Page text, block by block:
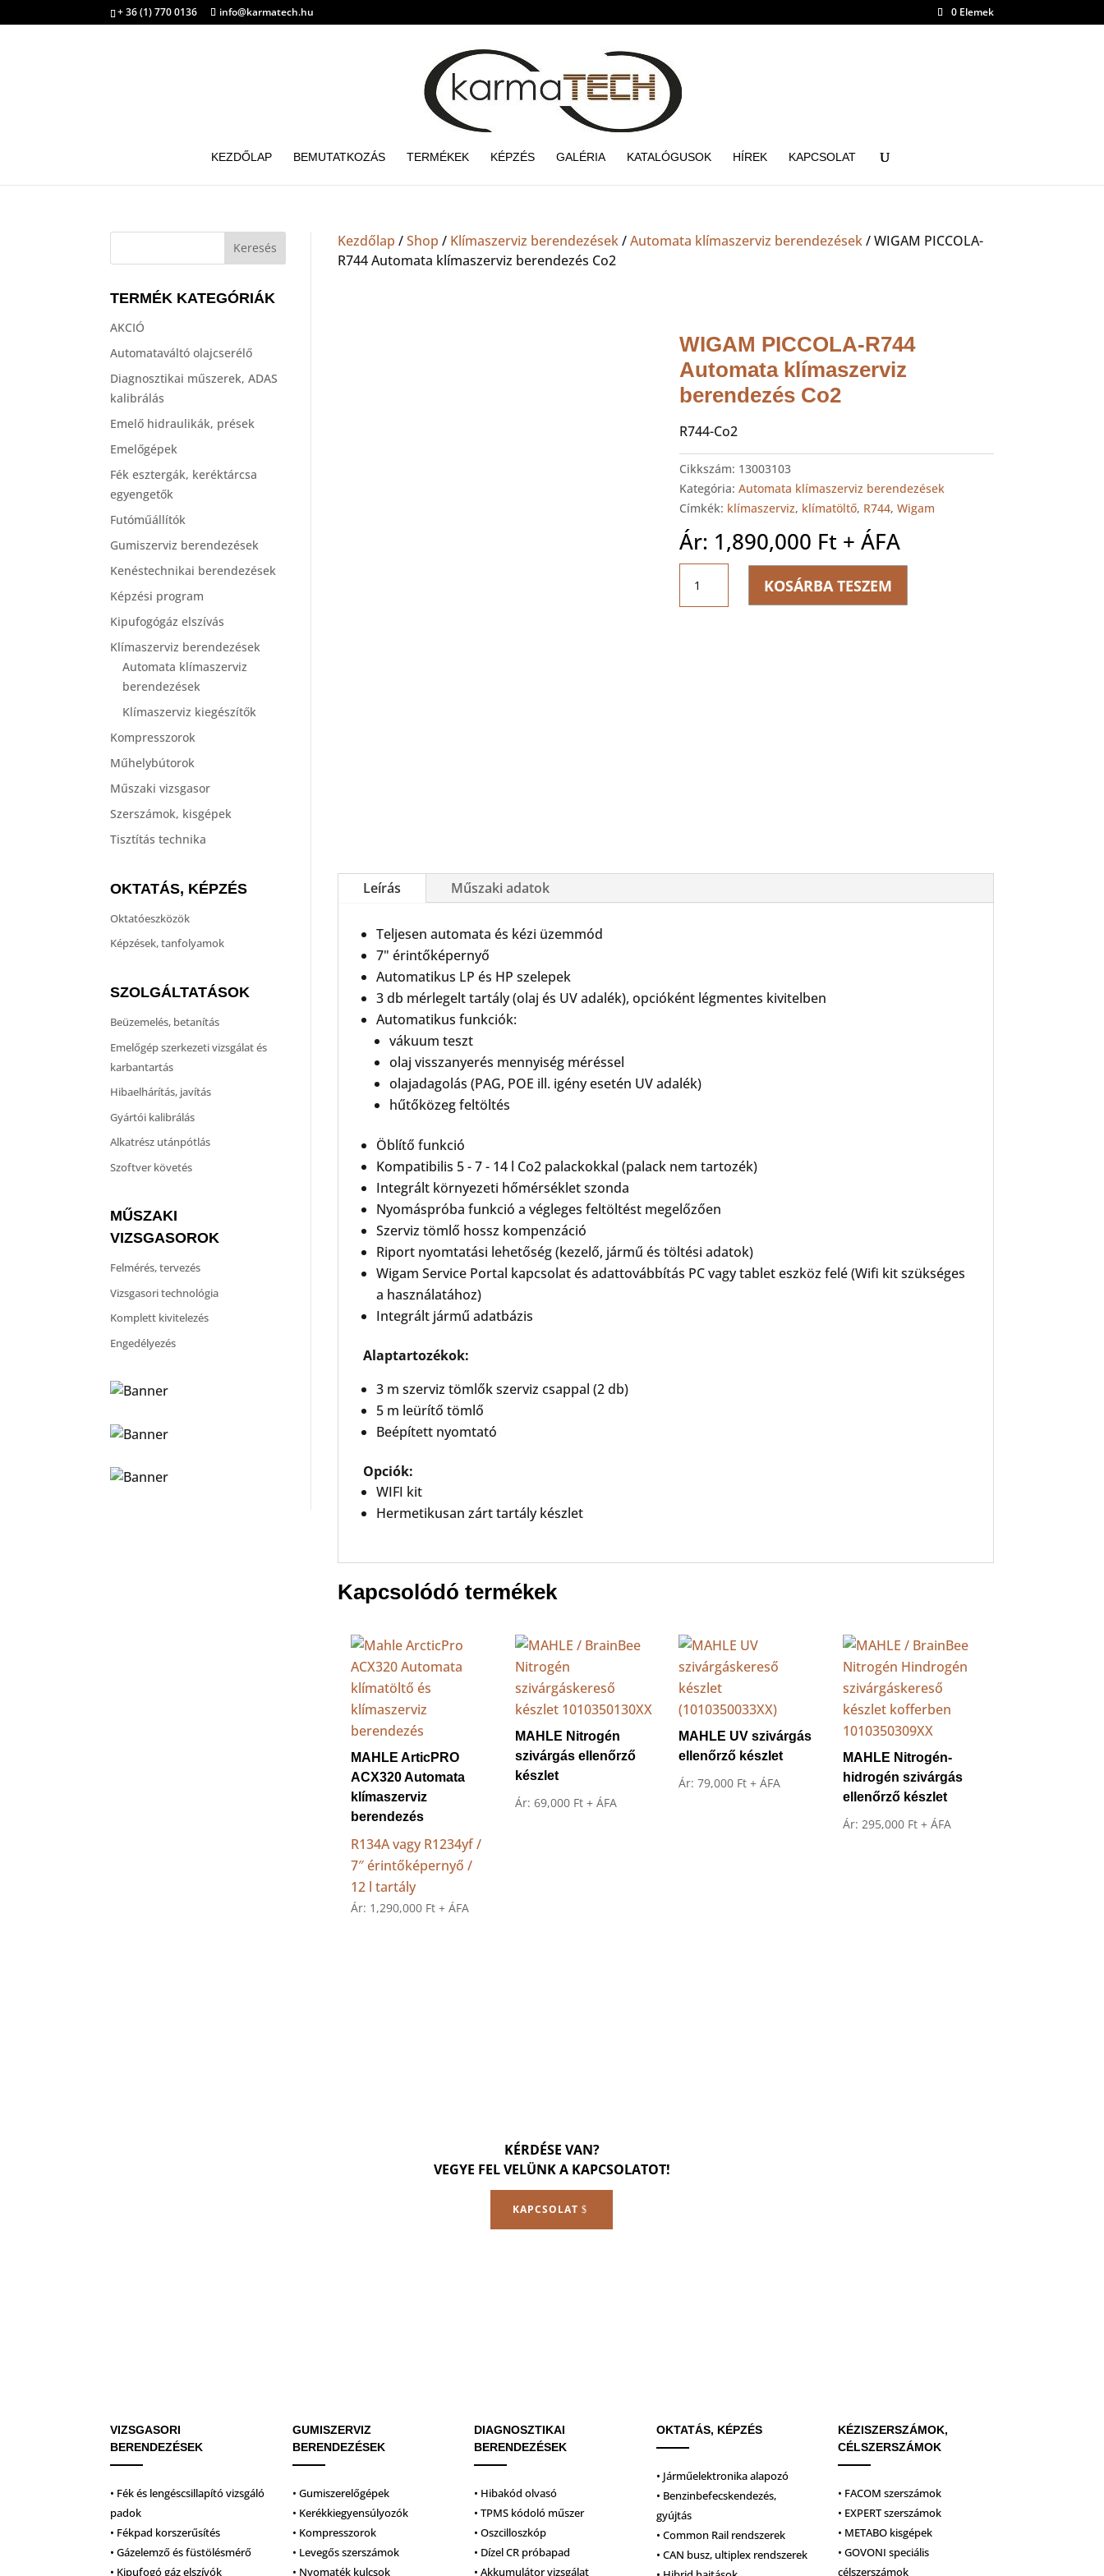
+ 36 (1) 770 0136 info@karmatech.hu 0 Elemek
KEZDŐLAP BEMUTATKOZÁS TERMÉKEK KÉPZÉS GALÉRIA KATALÓGUSOK HÍREK KAPCSOLAT
TERMÉK KATEGÓRIÁK
AKCIÓ
Automataváltó olajcserélő
Diagnosztikai műszerek, ADAS
kalibrálás
Emelő hidraulikák, prések
Emelőgépek
Fék esztergák, keréktárcsa
egyengetők
Futóműállítók
Gumiszerviz berendezések
Kenéstechnikai berendezések
Képzési program
Kipufogógáz elszívás
Klímaszerviz berendezések
Automata klímaszerviz
berendezések
Klímaszerviz kiegészítők
Kompresszorok
Műhelybútorok
Műszaki vizsgasor
Szerszámok, kisgépek
Tisztítás technika
OKTATÁS, KÉPZÉS
Oktatóeszközök
Képzések, tanfolyamok
SZOLGÁLTATÁSOK
Beüzemelés, betanítás
Emelőgép szerkezeti vizsgálat és
karbantartás
Hibaelhárítás, javítás
Gyártói kalibrálás
Alkatrész utánpótlás
Szoftver követés
MŰSZAKI
VIZSGASOROK
Felmérés, tervezés
Vizsgasori technológia
Komplett kivitelezés
Engedélyezés
Kezdőlap /Shop / Klímaszerviz berendezések/Automata klímaszerviz berendezések/ WIGAM PICCOLA-
R744 Automata klímaszerviz berendezés Co2
WIGAM PICCOLA-R744
Automata klímaszerviz
berendezés Co2
R744-Co2
Cikkszám: 13003103
Kategória: Automata klímaszerviz berendezések
Címkék: klímaszerviz, klímatöltő, R744, Wigam
Ár: 1,890,000 Ft + ÁFA
PICCOLA-
R744
KOSÁRBA TESZEM
Leírás Műszaki adatok
Teljesen automata és kézi üzemmód
7" érintőképernyő
Automatikus LP és HP szelepek
3 db mérlegelt tartály (olaj és UV adalék), opcióként légmentes kivitelben
Automatikus funkciók:
vákuum teszt
olaj visszanyerés mennyiség méréssel
olajadagolás (PAG, POE ill. igény esetén UV adalék)
hűtőközeg feltöltés
Öblítő funkció
Kompatibilis 5 - 7 - 14 l Co2 palackokkal (palack nem tartozék)
Integrált környezeti hőmérséklet szonda
Nyomáspróba funkció a végleges feltöltést megelőzően
Szerviz tömlő hossz kompenzáció
Riport nyomtatási lehetőség (kezelő, jármű és töltési adatok)
Wigam Service Portal kapcsolat és adattovábbítás PC vagy tablet eszköz felé (Wifi kit szükséges
a használatához)
Integrált jármű adatbázis
Alaptartozékok:
3 m szerviz tömlők szerviz csappal (2 db)
5 m leürítő tömlő
Beépített nyomtató
Opciók:
WIFI kit
Hermetikusan zárt tartály készlet
Kapcsolódó termékek
MAHLE ArticPRO
ACX320 Automata
klímaszerviz
berendezés
R134A vagy R1234yf /
7″ érintőképernyő /
12 l tartály
Ár: 1,290,000 Ft + ÁFA
MAHLE Nitrogén
szivárgás ellenőrző
készlet
Ár: 69,000 Ft + ÁFA
MAHLE UV szivárgás
ellenőrző készlet
Ár:79,000 Ft + ÁFA
MAHLE Nitrogén-
hidrogén szivárgás
ellenőrző készlet
Ár: 295,000 Ft + ÁFA
KÉRDÉSE VAN?
VEGYE FEL VELÜNK A KAPCSOLATOT!
KAPCSOLAT
VIZSGASORI
BERENDEZÉSEK
• Fék és lengéscsillapító vizsgáló
padok
• Fékpad korszerűsítés
• Gázelemző és füstölésmérő
• Kipufogó gáz elszívók
GUMISZERVIZ
BERENDEZÉSEK
• Gumiszerelőgépek
• Kerékkiegyensúlyozók
• Kompresszorok
• Levegős szerszámok
• Nyomaték kulcsok
DIAGNOSZTIKAI
BERENDEZÉSEK
• Hibakód olvasó
• TPMS kódoló műszer
• Oszcilloszkóp
• Dízel CR próbapad
• Akkumulátor vizsgálat
OKTATÁS, KÉPZÉS
• Járműelektronika alapozó
• Benzinbefecskendezés,
gyújtás
• Common Rail rendszerek
• CAN busz, ultiplex rendszerek
KÉZISZERSZÁMOK,
CÉLSZERSZÁMOK
• FACOM szerszámok
• EXPERT szerszámok
• METABO kisgépek
• GOVONI speciális
célszerszámok